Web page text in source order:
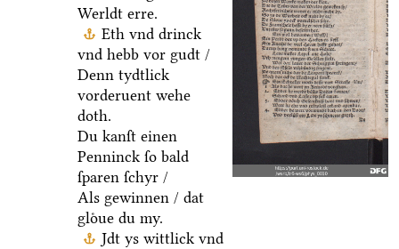
Werldt erre.
Eth vnd drinck
vnd hebb vor gudt /
Denn tydtlick
vorderuent wehe
doth.
Du kanſt einen
Penninck ſo bald
ſparen ſchyr /
Als gewinnen / dat
gloͤue du my.
Jdt ys wittlick vnd